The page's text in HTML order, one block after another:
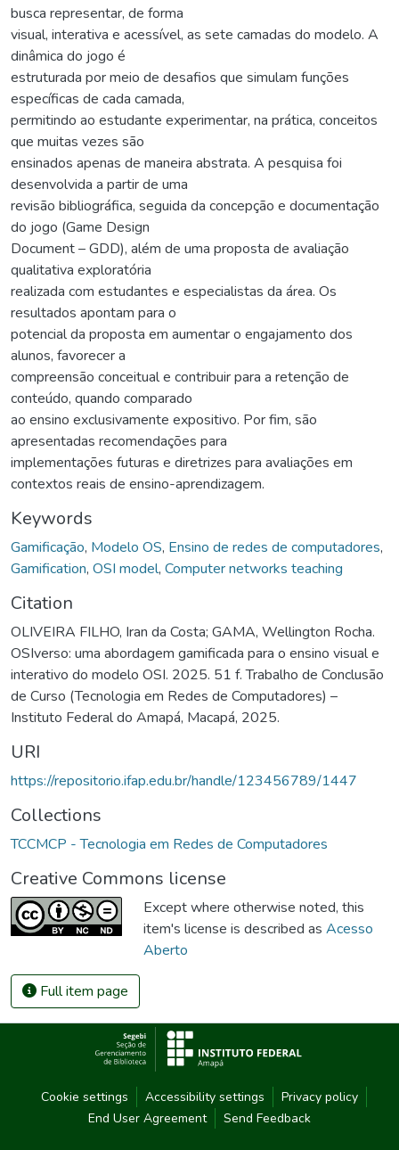
busca representar, de forma
visual, interativa e acessível, as sete camadas do modelo. A
dinâmica do jogo é
estruturada por meio de desafios que simulam funções
específicas de cada camada,
permitindo ao estudante experimentar, na prática, conceitos
que muitas vezes são
ensinados apenas de maneira abstrata. A pesquisa foi
desenvolvida a partir de uma
revisão bibliográfica, seguida da concepção e documentação
do jogo (Game Design
Document – GDD), além de uma proposta de avaliação
qualitativa exploratória
realizada com estudantes e especialistas da área. Os
resultados apontam para o
potencial da proposta em aumentar o engajamento dos
alunos, favorecer a
compreensão conceitual e contribuir para a retenção de
conteúdo, quando comparado
ao ensino exclusivamente expositivo. Por fim, são
apresentadas recomendações para
implementações futuras e diretrizes para avaliações em
contextos reais de ensino-aprendizagem.
Keywords
Gamificação, Modelo OS, Ensino de redes de computadores,
Gamification, OSI model, Computer networks teaching
Citation
OLIVEIRA FILHO, Iran da Costa; GAMA, Wellington Rocha.
OSIverso: uma abordagem gamificada para o ensino visual e
interativo do modelo OSI. 2025. 51 f. Trabalho de Conclusão
de Curso (Tecnologia em Redes de Computadores) –
Instituto Federal do Amapá, Macapá, 2025.
URI
https://repositorio.ifap.edu.br/handle/123456789/1447
Collections
TCCMCP - Tecnologia em Redes de Computadores
Creative Commons license
Except where otherwise noted, this
item's license is described as Acesso
Aberto
Full item page
Cookie settings Accessibility settings
Privacy policy
End User Agreement
Send Feedback